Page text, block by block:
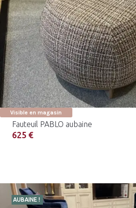
Visible en magasin
Fauteuil PABLO aubaine
625 €
AUBAINE !